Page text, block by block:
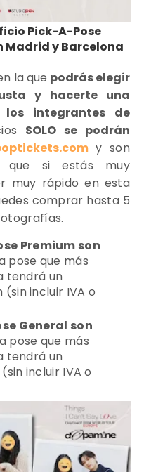
Pick-A-Pose
Madrid y Barcelona
la que podrás elegir
y hacerte una
integrantes de
SOLO se podrán
y son
que si estás muy
muy rápido en esta
comprar hasta 5
Premium son
pose que más
tendrá un
(sin incluir IVA o
General son
pose que más
tendrá un
incluir IVA o